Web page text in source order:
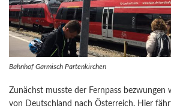
Bahnhof Garmisch Partenkirchen
Zunächst musste der Fernpass bezwungen
von Deutschland nach Österreich. Hier